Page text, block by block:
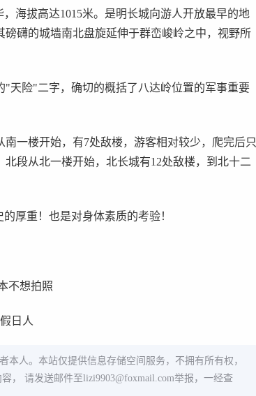
海拔高达1015米。是明长城向游人开放最早的地
礴的城墙南北盘旋延伸于群峦峻岭之中，视野所
天险"二字，确切的概括了八达岭位置的军事重要
一楼开始，有7处敌楼，游客相对较少，爬完后只
段从北一楼开始，北长城有12处敌楼，到北十二
厚重！也是对身体素质的考验！
不想拍照
日人
人。本站仅提供信息存储空间服务，不拥有所有权，
， 请发送邮件至lizi9903@foxmail.com举报，一经查